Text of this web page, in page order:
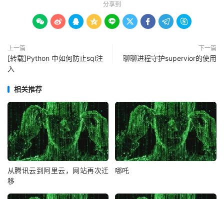
分享到
        
上一篇
[转载]Python 中如何防止sql注
入
下一篇
聊聊进程守护supervior的使用
相关推荐
从腾讯云到阿里云，网站再次迁
移
哪吒